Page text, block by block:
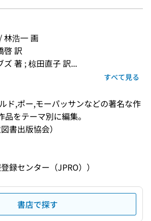
林浩一 画
啓 訳
著 ; 椋田直子 訳...
すべて見る
ド,ポー,モーパッサンなどの著名な作
をテーマ別に編集。
書出版協会）
録センター（JPRO））
書店で探す